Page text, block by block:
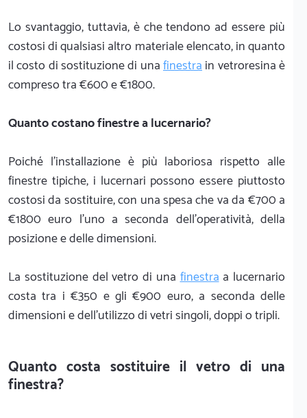
Lo svantaggio, tuttavia, è che tendono ad essere più
costosi di qualsiasi altro materiale elencato, in quanto
il costo di sostituzione di unafinestrain vetroresina è
compreso tra €600 e €1800.
Quanto costano finestre a lucernario?
Poiché l'installazione è più laboriosa rispetto alle
finestre tipiche, i lucernari possono essere piuttosto
costosi da sostituire, con una spesa che va da €700 a
€1800 euro l'uno a seconda dell'operatività, della
posizione e delle dimensioni.
La sostituzione del vetro di unafinestraa lucernario
costa tra i €350 e gli €900 euro, a seconda delle
dimensioni e dell'utilizzo di vetri singoli, doppi o tripli.
Quanto costa sostituire il vetro di una
finestra?